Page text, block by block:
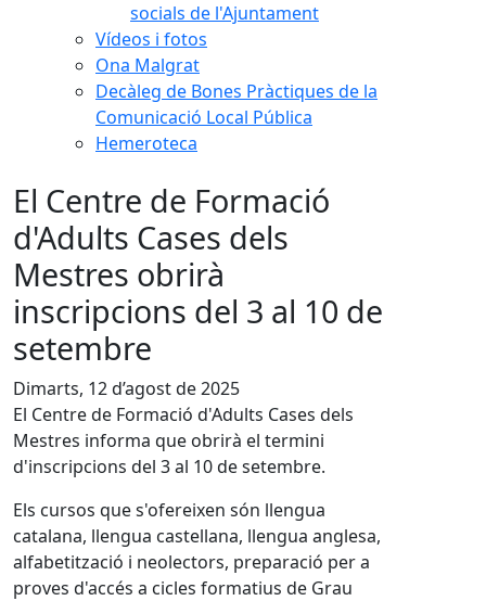
socials de l'Ajuntament
Vídeos i fotos
Ona Malgrat
Decàleg de Bones Pràctiques de la
Comunicació Local Pública
Hemeroteca
El Centre de Formació
d'Adults Cases dels
Mestres obrirà
inscripcions del 3 al 10 de
setembre
Dimarts, 12 d’agost de 2025
El Centre de Formació d'Adults Cases dels
Mestres informa que obrirà el termini
d'inscripcions del 3 al 10 de setembre.
Els cursos que s'ofereixen són llengua
catalana, llengua castellana, llengua anglesa,
alfabetització i neolectors, preparació per a
proves d'accés a cicles formatius de Grau